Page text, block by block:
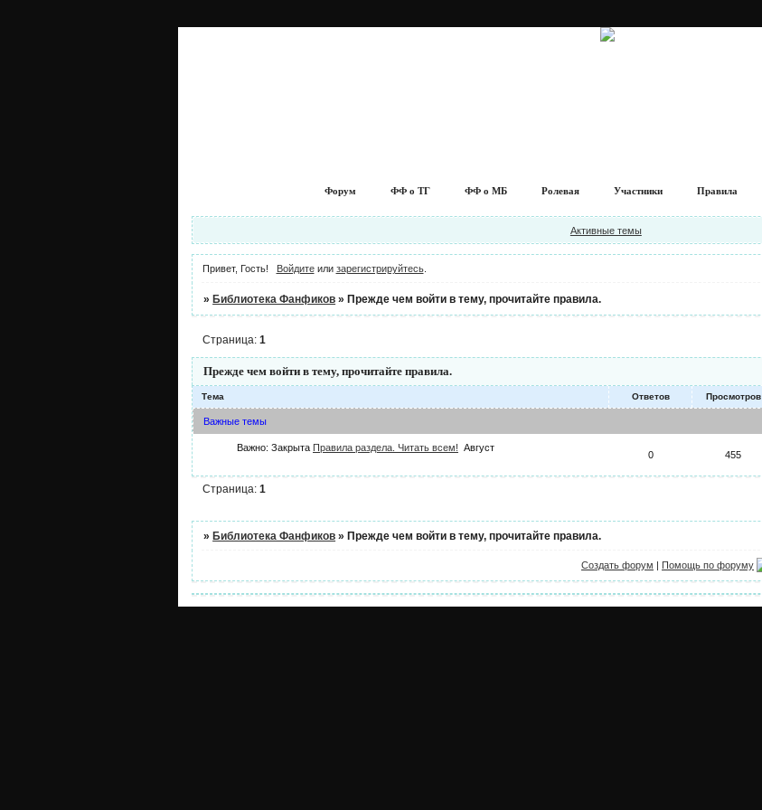
Форум ФФ о ТГ ФФ о МБ Ролевая Участники Правила
Активные темы
Привет, Гость! Войдитеили зарегистрируйтесь.
» Библиотека Фанфиков » Прежде чем войти в тему, прочитайте правила.
Прежде чем войти в тему, прочитайте правила.
Страница:1
Тема Ответов Просмотров
Важные темы
Важно: Закрыта Правила раздела. Читать всем! Август
0 455
Страница:1
» Библиотека Фанфиков » Прежде чем войти в тему, прочитайте правила.
Создать форум | Помощь по форуму